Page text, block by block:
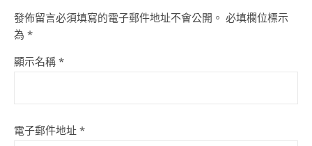
發佈留言必須填寫的電子郵件地址不會公開。 必填欄位標示
為 *
顯示名稱 *
電子郵件地址 *